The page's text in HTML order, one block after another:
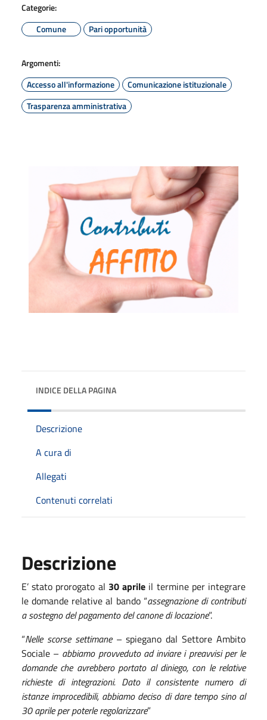
Categorie:
Comune
Pari opportunità
Argomenti:
Accesso all'informazione
Comunicazione istituzionale
Trasparenza amministrativa
INDICE DELLA PAGINA
Descrizione
A cura di
Allegati
Contenuti correlati
Descrizione
E’ stato prorogato al 30 aprile il termine per integrare
le domande relative al bando “assegnazione di contributi
a sostegno del pagamento del canone di locazione”.
“Nelle scorse settimane– spiegano dal Settore Ambito
Sociale – abbiamo provveduto ad inviare i preavvisi per le
domande che avrebbero portato al diniego, con le relative
richieste di integrazioni. Dato il consistente numero di
istanze improcedibili, abbiamo deciso di dare tempo sino al
30 aprile per poterle regolarizzare”